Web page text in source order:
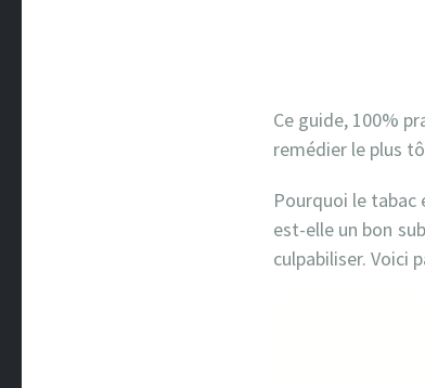
Ce guide, 100%
remédier le plus
Pourquoi le tabac
est-elle un bon
culpabiliser. Voici